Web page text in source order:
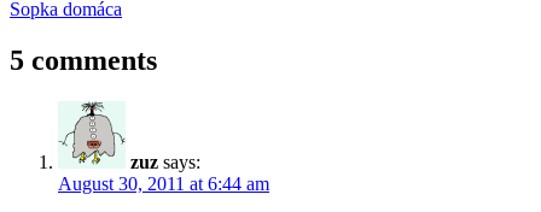
navigation
Post:
Next
Sopka domáca
5 comments
zuz says:
August 30, 2011 at 6:44 am